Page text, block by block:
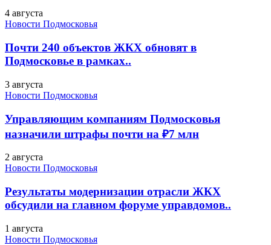
4 августа
Новости Подмосковья
Почти 240 объектов ЖКХ обновят в
Подмосковье в рамках..
3 августа
Новости Подмосковья
Управляющим компаниям Подмосковья
назначили штрафы почти на ₽7 млн
2 августа
Новости Подмосковья
Результаты модернизации отрасли ЖКХ
обсудили на главном форуме управдомов..
1 августа
Новости Подмосковья